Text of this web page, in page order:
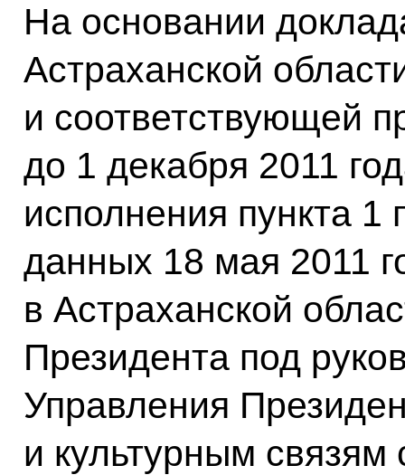
На основании
Астраханской
и соответствующей
до 1 декабря 2011
исполнения пункта 1
данных 18 мая 2011
в Астраханской
Президента под
Управления
и культурным